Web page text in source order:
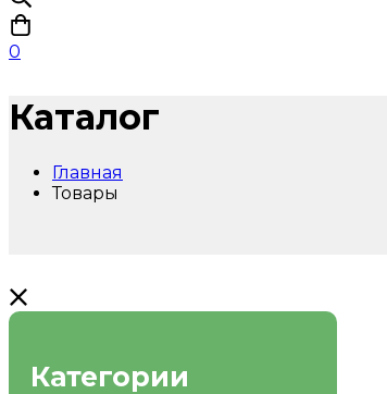
0
Каталог
Главная
Товары
Категории